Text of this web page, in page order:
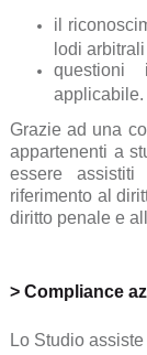
il
lodi
applicabile.
Grazie ad una
appartenenti a
essere
riferimento al
diritto penale e
> Compliance
Lo Studio